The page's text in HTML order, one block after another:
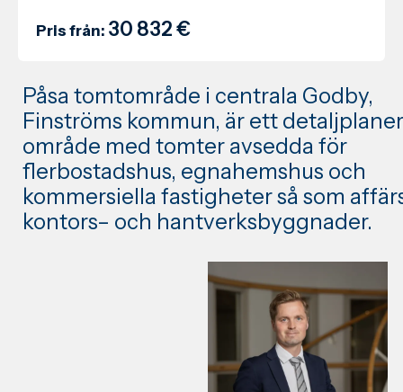
Pris från: 30 832 €
Påsa tomtområde i centrala Godby,
Finströms kommun, är ett
område med tomter avsedda för
flerbostadshus, egnahemshus och
kommersiella fastigheter så som
kontors– och hantverksbyggnader.